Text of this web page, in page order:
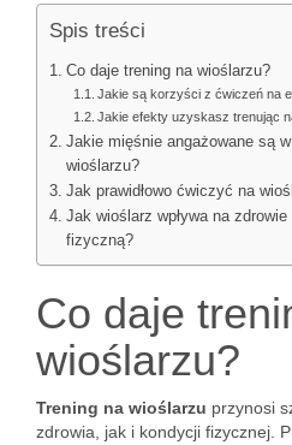
Spis treści
Co daje trening na wioślarzu?
Jakie są korzyści z ćwiczeń na
Jakie efekty uzyskasz trenując
Jakie mięśnie angażowane są
wioślarzu?
Jak prawidłowo ćwiczyć na
Jak wioślarz wpływa na
fizyczną?
Co daje
wioślarzu?
Trening na wioślarzu przynosi
zdrowia, jak i kondycji fizycznej.